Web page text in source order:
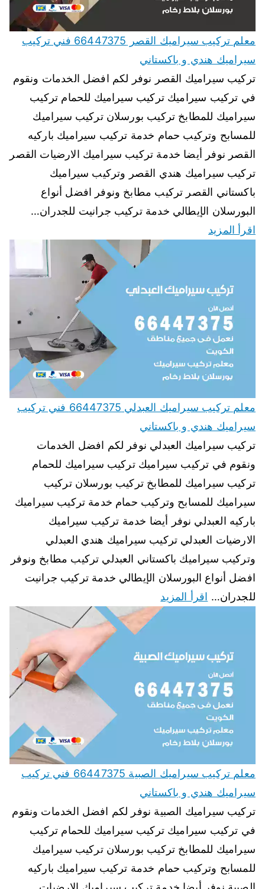
معلم تركيب سيراميك القصر 66447375 فني تركيب
سيراميك هندي و باكستاني
تركيب سيراميك القصر نوفر لكم افضل الخدمات ونقوم
في تركيب سيراميك تركيب سيراميك للحمام تركيب
سيراميك للمطابخ تركيب بورسلان تركيب سيراميك
للمسابح وتركيب حمام خدمة تركيب سيراميك باركيه
القصر نوفر أيضا خدمة تركيب سيراميك الارضيات القصر
تركيب سيراميك هندي القصر وتركيب سيراميك
باكستاني القصر تركيب مطابخ ونوفر افضل أنواع
البورسلان الإيطالي خدمة تركيب جرانيت للجدران…
اقرأ المزيد
معلم تركيب سيراميك العبدلي 66447375 فني تركيب
سيراميك هندي و باكستاني
تركيب سيراميك العبدلي نوفر لكم افضل الخدمات
ونقوم في تركيب سيراميك تركيب سيراميك للحمام
تركيب سيراميك للمطابخ تركيب بورسلان تركيب
سيراميك للمسابح وتركيب حمام خدمة تركيب سيراميك
باركيه العبدلي نوفر أيضا خدمة تركيب سيراميك
الارضيات العبدلي تركيب سيراميك هندي العبدلي
وتركيب سيراميك باكستاني العبدلي تركيب مطابخ ونوفر
افضل أنواع البورسلان الإيطالي خدمة تركيب جرانيت
للجدران… اقرأ المزيد
معلم تركيب سيراميك الصبية 66447375 فني تركيب
سيراميك هندي و باكستاني
تركيب سيراميك الصبية نوفر لكم افضل الخدمات ونقوم
في تركيب سيراميك تركيب سيراميك للحمام تركيب
سيراميك للمطابخ تركيب بورسلان تركيب سيراميك
للمسابح وتركيب حمام خدمة تركيب سيراميك باركيه